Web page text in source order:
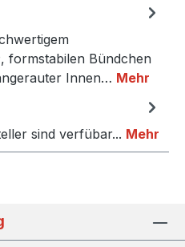
formstabilen Bündchen
Innen… Mehr
sind verfübar... Mehr